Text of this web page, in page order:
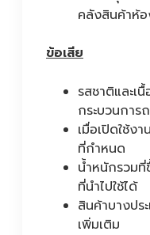
คลังสินค้าห้อ
ข้อเสีย
รสชาติและเ
กระบวนการ
เมื่อเปิดใช้ง
ที่กำหนด
น้ำหนักรวมที่
ที่นำไปใช้ได้
สินค้าบางปร
เพิ่มเติม